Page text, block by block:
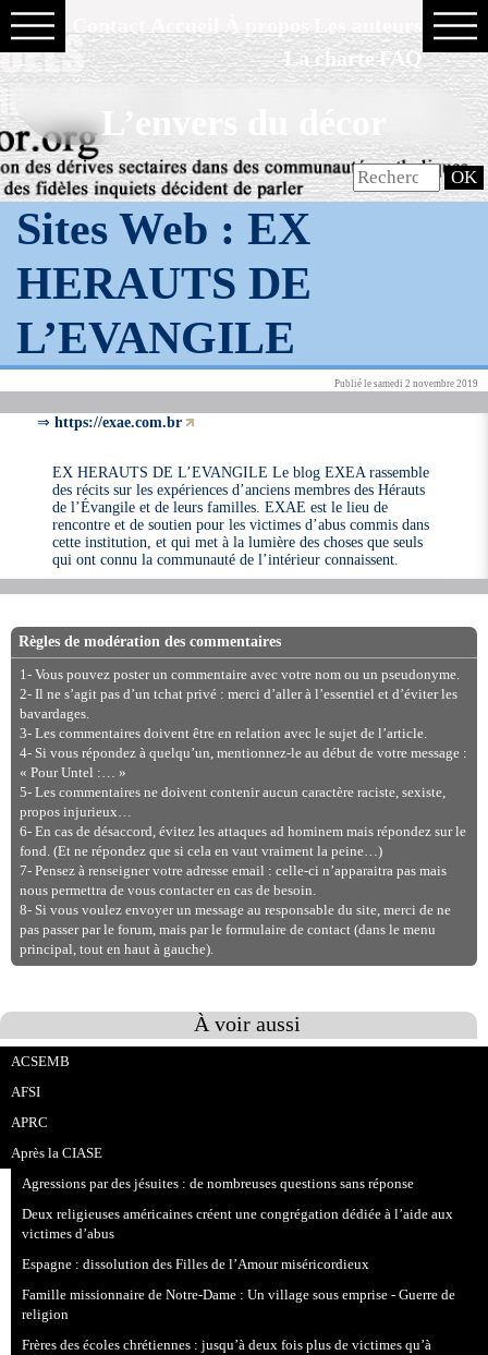
La charte FAQ
L’envers du décor
Sites Web :EX
HERAUTS DE
L’EVANGILE
Publié le samedi 2 novembre 2019
⇒https://exae.com.br
EX HERAUTS DE L’EVANGILE Le blog EXEA rassemble
des récits sur les expériences d’anciens membres des Hérauts
de l’Évangile et de leurs familles. EXAE est le lieu de
rencontre et de soutien pour les victimes d’abus commis dans
cette institution, et qui met à la lumière des choses que seuls
qui ont connu la communauté de l’intérieur connaissent.
Règles de modération des commentaires
1- Vous pouvez poster un commentaire avec votre nom ou un pseudonyme.
2- Il ne s’agit pas d’un tchat privé : merci d’aller à l’essentiel et d’éviter les
bavardages.
3- Les commentaires doivent être en relation avec le sujet de l’article.
4- Si vous répondez à quelqu’un, mentionnez-le au début de votre message :
« Pour Untel :… »
5- Les commentaires ne doivent contenir aucun caractère raciste, sexiste,
propos injurieux…
6- En cas de désaccord, évitez les attaques ad hominem mais répondez sur le
fond. (Et ne répondez que si cela en vaut vraiment la peine…)
7- Pensez à renseigner votre adresse email : celle-ci n’apparaitra pas mais
nous permettra de vous contacter en cas de besoin.
8- Si vous voulez envoyer un message au responsable du site, merci de ne
pas passer par le forum, mais par le formulaire de contact (dans le menu
principal, tout en haut à gauche).
À voir aussi
ACSEMB
AFSI
APRC
Après la CIASE
Agressions par des jésuites : de nombreuses questions sans réponse
Deux religieuses américaines créent une congrégation dédiée à l’aide aux
victimes d’abus
Espagne : dissolution des Filles de l’Amour miséricordieux
Famille missionnaire de Notre-Dame : Un village sous emprise - Guerre de
religion
Frères des écoles chrétiennes : jusqu’à deux fois plus de victimes qu’à